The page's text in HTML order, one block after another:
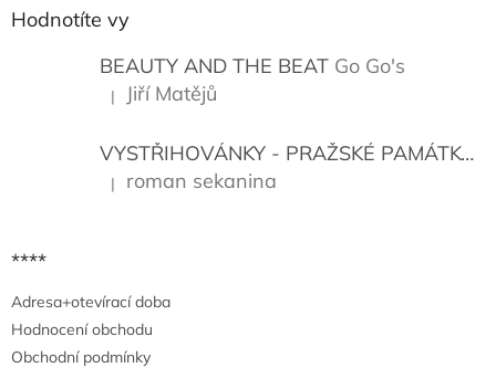
Hodnotíte vy
BEAUTY AND THE BEAT Go Go's
Hodnocení produktu je 5 z 5 hvězdiček.
| Jiří Matějů
VYSTŘIHOVÁNKY - PRAŽSKÉ PAMÁTKY
Hodnocení produktu je 5 z 5 hvězdiček.
| roman sekanina
****
Adresa+otevírací doba
Hodnocení obchodu
Obchodní podmínky